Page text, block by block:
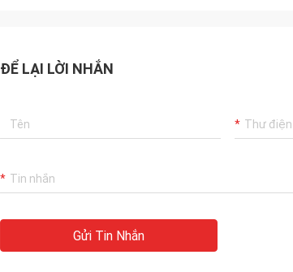
ĐỂ LẠI LỜI NHẮN
Gửi Tin Nhắn